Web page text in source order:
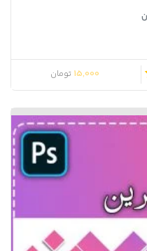
15,000 تومان